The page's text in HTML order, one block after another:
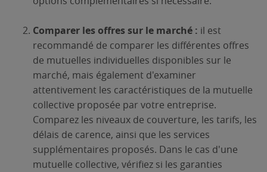
Comparer les offres sur le marché : il est
recommandé de comparer les différentes offres
de mutuelles individuelles disponibles sur le
marché, mais également d'examiner
attentivement les caractéristiques de la mutuelle
collective proposée par votre entreprise.
Comparez les niveaux de couverture, les tarifs, les
délais de carence, ainsi que les services
supplémentaires proposés. Dans le cas d'une
mutuelle collective, vérifiez si les garanties